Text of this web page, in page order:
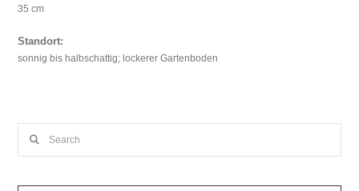
35 cm
Standort:
sonnig bis halbschattig; lockerer Gartenboden